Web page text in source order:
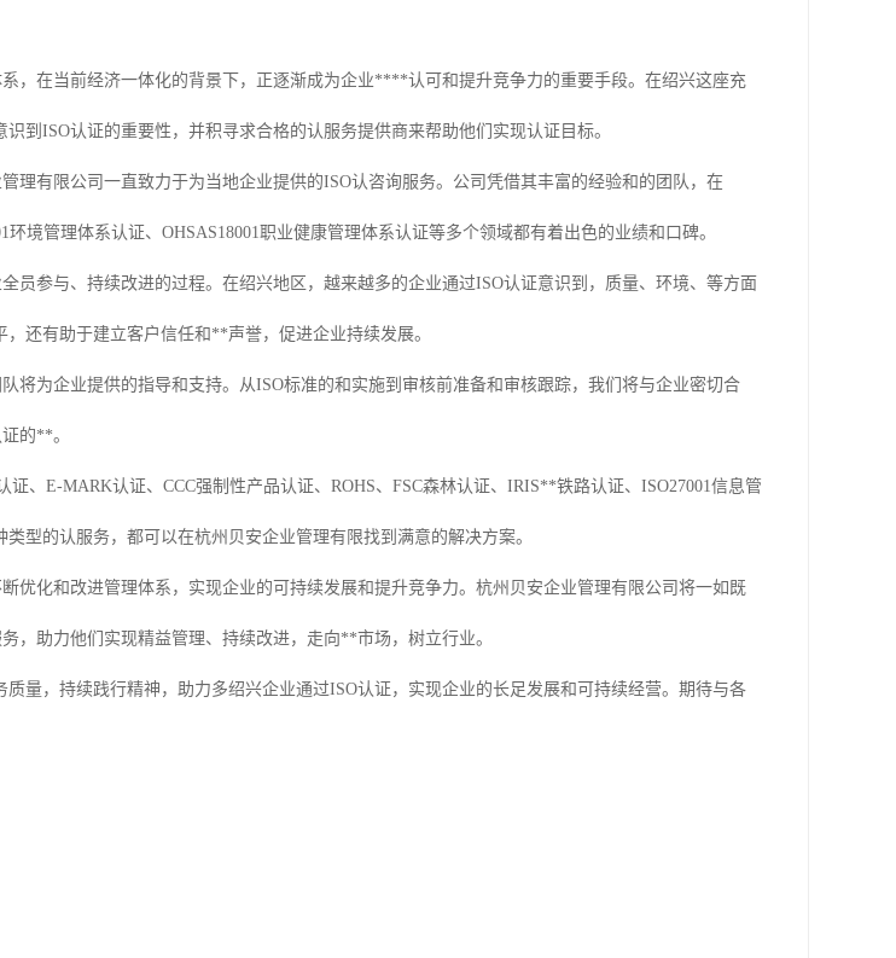
，在当前经济一体化的背景下，正逐渐成为企业****认可和提升竞争力的重要手段。在绍兴这座充
到ISO认证的重要性，并积寻求合格的认服务提供商来帮助他们实现认证目标。
理有限公司一直致力于为当地企业提供的ISO认咨询服务。公司凭借其丰富的经验和的团队，在
环境管理体系认证、OHSAS18001职业健康管理体系认证等多个领域都有着出色的业绩和口碑。
员参与、持续改进的过程。在绍兴地区，越来越多的企业通过ISO认证意识到，质量、环境、等方面
还有助于建立客户信任和**声誉，促进企业持续发展。
将为企业提供的指导和支持。从ISO标准的和实施到审核前准备和审核跟踪，我们将与企业密切合
的**。
证、E-MARK认证、CCC强制性产品认证、ROHS、FSC森林认证、IRIS**铁路认证、ISO27001信息管
型的认服务，都可以在杭州贝安企业管理有限找到满意的解决方案。
优化和改进管理体系，实现企业的可持续发展和提升竞争力。杭州贝安企业管理有限公司将一如既
，助力他们实现精益管理、持续改进，走向**市场，树立行业。
量，持续践行精神，助力多绍兴企业通过ISO认证，实现企业的长足发展和可持续经营。期待与各